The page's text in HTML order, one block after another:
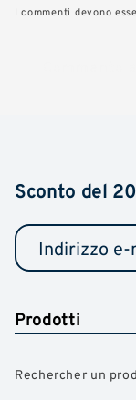
I commenti devono
Sconto del
Prodotti
Rechercher un